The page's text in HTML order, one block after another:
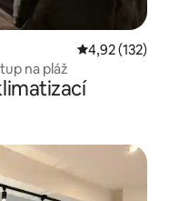
Průměrné
4,92 (132)
na pláž